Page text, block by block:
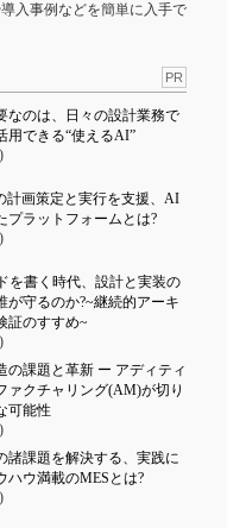
入事例などを簡単に入手で
PR
なのは、日々の設計業務で
用できる“使えるAI”
計画策定と実行を支援、AI
プラットフォームとは?
を書く時代、設計と実装の
が守るのか?~継続的アーキ
証のすすめ~
の課題と革新 ー アディティ
ァクチャリング(AM)が切り
可能性
諸課題を解決する、実践に
ハウ満載のMESとは?